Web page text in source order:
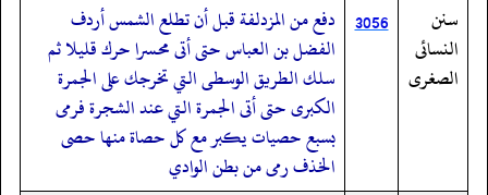
سنن
النسائى
الصغرى
3056 دفع من المزدلفة قبل أن تطلع الشمس أردف
الفضل بن العباس حتى أتى محسرا حرك قليلا ثم
سلك الطريق الوسطى التي تخرجك على الجمرة
الكبرى حتى أتى الجمرة التي عند الشجرة فرمى
بسبع حصيات يكبر مع كل حصاة منها حصى
الخذف رمى من بطن الوادي